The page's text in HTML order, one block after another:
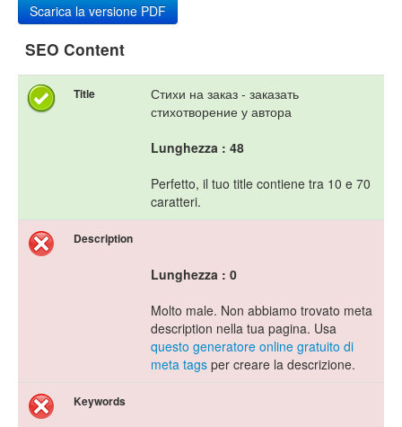
Scarica la versione PDF
SEO Content
Title
Стихи на заказ - заказать
стихотворение у автора
Lunghezza : 48
Perfetto, il tuo title contiene tra 10 e 70
caratteri.
Description
Lunghezza : 0
Molto male. Non abbiamo trovato meta
description nella tua pagina. Usa
questo generatore online gratuito di
meta tags per creare la descrizione.
Keywords